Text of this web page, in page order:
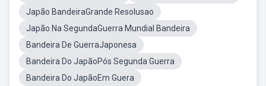
Japão BandeiraGrande Resolusao
Japão Na SegundaGuerra Mundial Bandeira
Bandeira De GuerraJaponesa
Bandeira Do JapãoPós Segunda Guerra
Bandeira Do JapãoEm Guera